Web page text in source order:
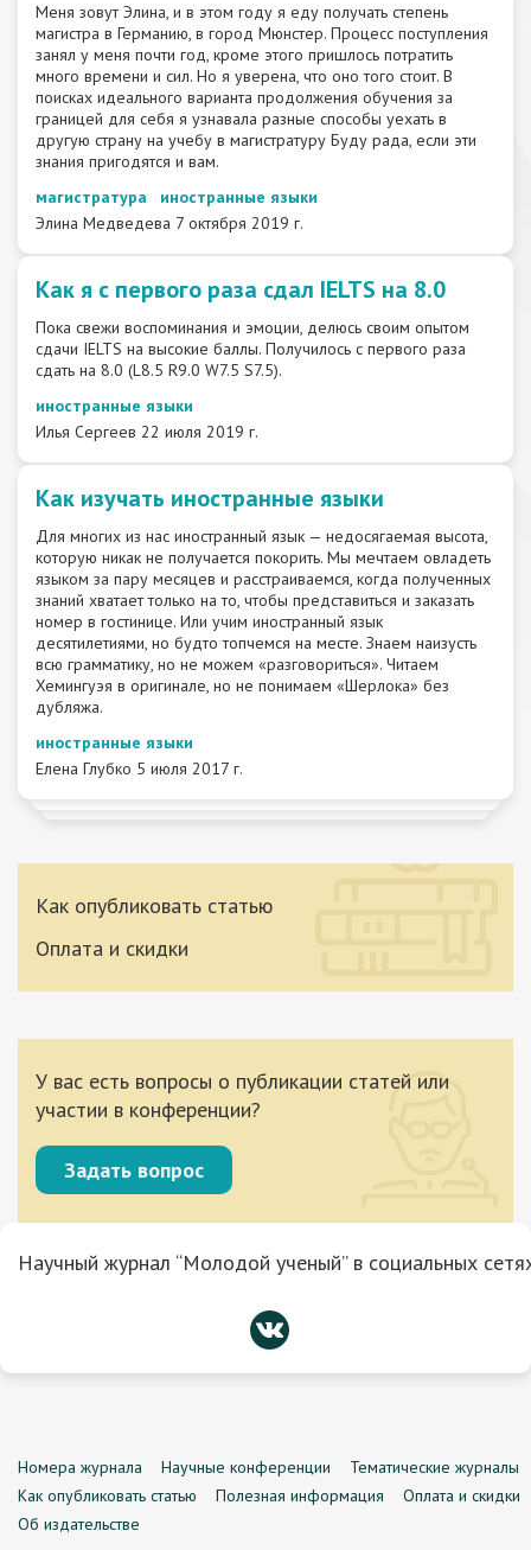
Меня зовут Элина, и в этом году я еду получать степень
магистра в Германию, в город Мюнстер. Процесс поступления
занял у меня почти год, кроме этого пришлось потратить
много времени и сил. Но я уверена, что оно того стоит. В
поисках идеального варианта продолжения обучения за
границей для себя я узнавала разные способы уехать в
другую страну на учебу в магистратуру Буду рада, если эти
знания пригодятся и вам.
магистратура
иностранные языки
Элина Медведева 7 октября 2019 г.
Как я с первого раза сдал IELTS на 8.0
Пока свежи воспоминания и эмоции, делюсь своим опытом
сдачи IELTS на высокие баллы. Получилось с первого раза
сдать на 8.0 (L8.5 R9.0 W7.5 S7.5).
иностранные языки
Илья Сергеев 22 июля 2019 г.
Как изучать иностранные языки
Для многих из нас иностранный язык — недосягаемая высота,
которую никак не получается покорить. Мы мечтаем овладеть
языком за пару месяцев и расстраиваемся, когда полученных
знаний хватает только на то, чтобы представиться и заказать
номер в гостинице. Или учим иностранный язык
десятилетиями, но будто топчемся на месте. Знаем наизусть
всю грамматику, но не можем «разговориться». Читаем
Хемингуэя в оригинале, но не понимаем «Шерлока» без
дубляжа.
иностранные языки
Елена Глубко 5 июля 2017 г.
Как опубликовать статью
Оплата и скидки
У вас есть вопросы о публикации статей или
участии в конференции?
Задать вопрос
Научный журнал “Молодой ученый” в социальных
Номера журнала Научные конференции
Тематические журналы
Как опубликовать статью
Полезная информация
Оплата и скидки
Об издательстве